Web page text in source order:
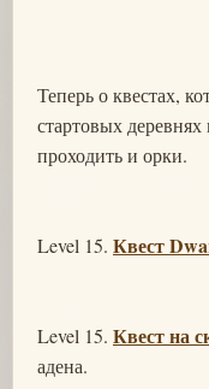
Теперь о квестах,
стартовых
проходить и орки.
Level 15. Квест
Level 15. Квест на
адена.